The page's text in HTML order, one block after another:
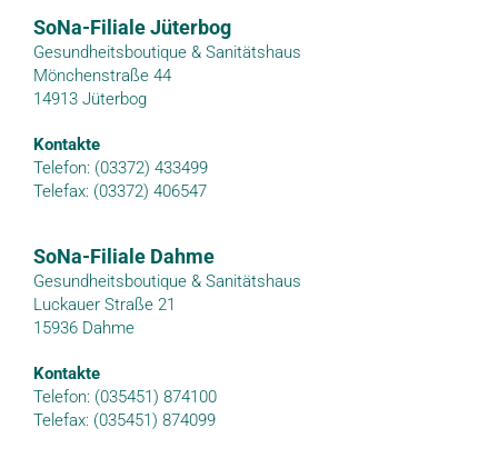
SoNa-Filiale Jüterbog
Gesundheitsboutique & Sanitätshaus
Mönchenstraße 44
14913 Jüterbog
Kontakte
Telefon: (03372) 433499
Telefax: (03372) 406547
SoNa-Filiale Dahme
Gesundheitsboutique & Sanitätshaus
Luckauer Straße 21
15936 Dahme
Kontakte
Telefon: (035451) 874100
Telefax: (035451) 874099